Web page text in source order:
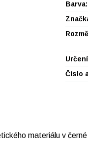
Barva:
Číslo
materiálu v